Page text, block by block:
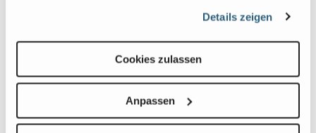
Details zeigen
Cookies zulassen
Anpassen